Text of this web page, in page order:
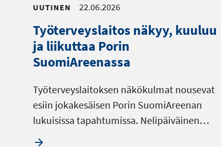
UUTINEN 22.06.2026
Työterveyslaitos näkyy, kuuluu
ja liikuttaa Porin
SuomiAreenassa
Työterveyslaitoksen näkökulmat nousevat
esiin jokakesäisen Porin SuomiAreenan
lukuisissa tapahtumissa. Nelipäiväinen…